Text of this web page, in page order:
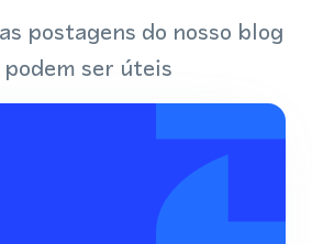
postagens do nosso blog
podem ser úteis